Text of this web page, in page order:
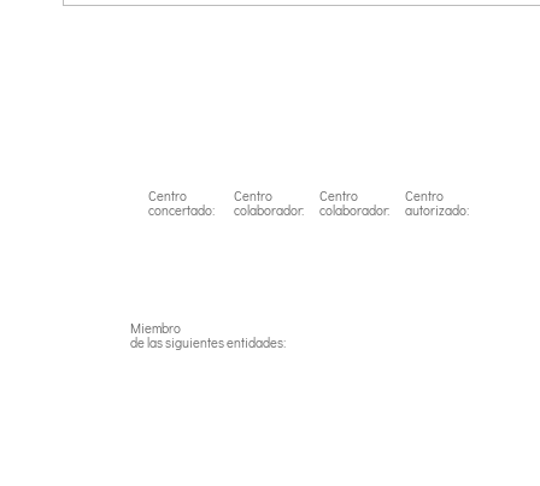
Centro
concertado:
Centro
colaborador:
Centro
colaborador:
Centro
autorizado:
Miembro
de las siguientes entidades: